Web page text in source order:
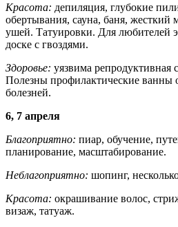
Красота: депиляция, глубокие
обертывания, сауна, баня, жесткий
ушей. Татуировки. Для любителей
доске с гвоздями.
Здоровье: уязвима репродуктивная
Полезны профилактические ванны
болезней.
6, 7 апреля
Благоприятно: пиар, обучение,
планирование, масштабирование.
Неблагоприятно: шопинг,
Красота: окрашивание волос,
визаж, татуаж.